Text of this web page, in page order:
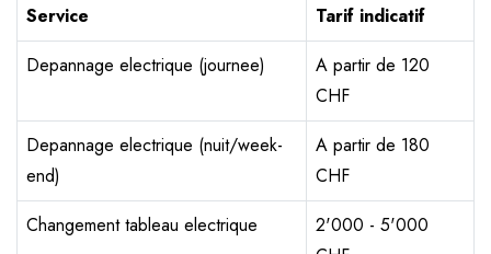
Service
Tarif indicatif
Depannage electrique (journee)
A partir de 120
CHF
Depannage electrique (nuit/week-
end)
A partir de 180
CHF
Changement tableau electrique
2'000 - 5'000